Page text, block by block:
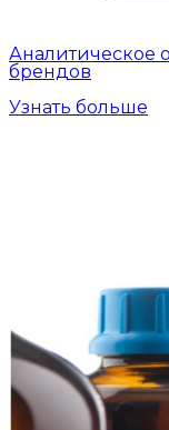
Аналитическое
брендов
Узнать больше